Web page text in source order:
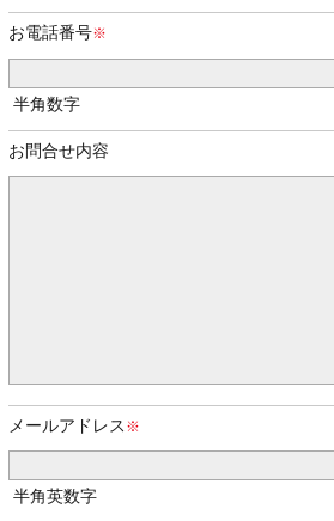
お電話番号
半角数字
お問合せ内容
メールアドレス
半角英数字